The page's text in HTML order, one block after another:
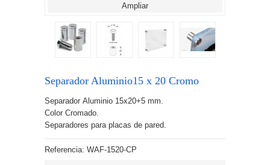
Ampliar
Separador Aluminio15 x 20 Cromo
Separador Aluminio 15x20+5 mm.
Color Cromado.
Separadores para placas de pared.
Referencia: WAF-1520-CP